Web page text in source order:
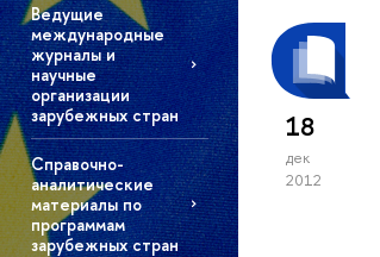
Ведущие
международные
журналы и
научные
организации
зарубежных стран
Справочно-
аналитические
материалы по
программам
зарубежных стран
18
дек
2012